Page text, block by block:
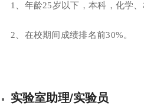
1、年龄25岁以下，本科，化学
2、在校期间成绩排名前30%。
实验室助理/实验员